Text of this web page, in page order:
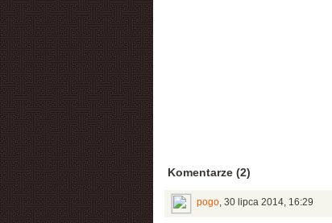
Komentarze (2)
pogo, 30 lipca 2014, 16:29